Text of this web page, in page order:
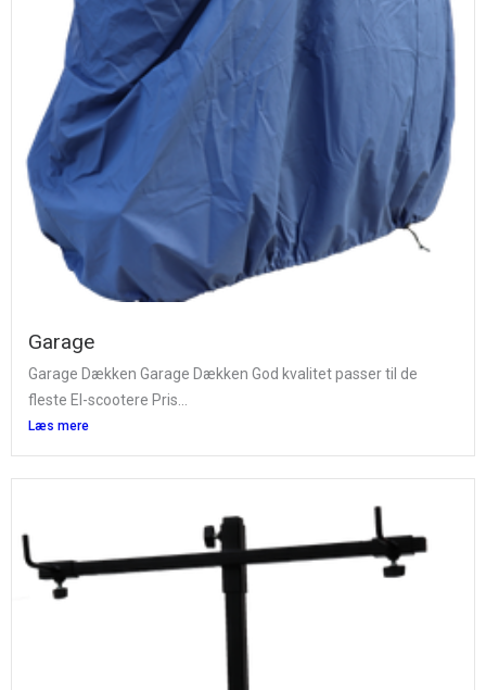
Garage
Garage Dækken Garage Dækken God kvalitet passer til de
fleste El-scootere Pris...
Læs mere